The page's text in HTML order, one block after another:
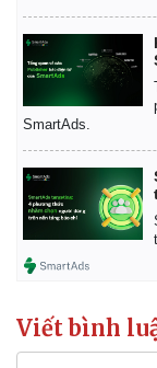
SmartAds.
Viết bình